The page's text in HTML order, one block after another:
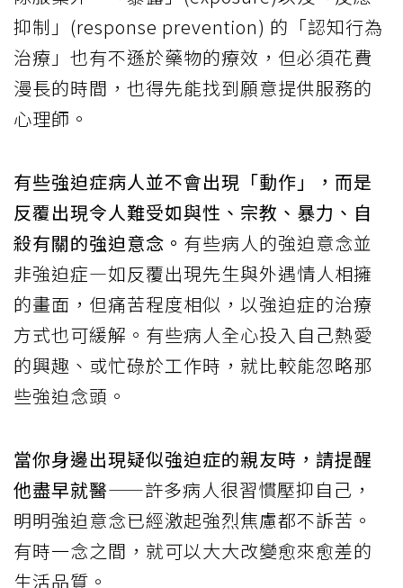
抑制」(response prevention) 的「認知行為
治療」也有不遜於藥物的療效，但必須花費
漫長的時間，也得先能找到願意提供服務的
心理師。
有些強迫症病人並不會出現「動作」，而是
反覆出現令人難受如與性、宗教、暴力、自
殺有關的強迫意念。 有些病人的強迫意念並
非強迫症—如反覆出現先生與外遇情人相擁
的畫面，但痛苦程度相似，以強迫症的治療
方式也可緩解。有些病人全心投入自己熱愛
的興趣、或忙碌於工作時，就比較能忽略那
些強迫念頭。
當你身邊出現疑似強迫症的親友時，請提醒
他盡早就醫——許多病人很習慣壓抑自己，
明明強迫意念已經激起強烈焦慮都不訴苦。
有時一念之間，就可以大大改變愈來愈差的
生活品質。